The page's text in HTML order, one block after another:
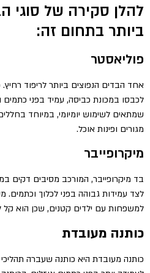
להלן סקירה של סוגי
ביותר בתחום זה:
פוליאסטר
אחד הבדים הנפוצים ביותר לריפוד
לכבסו במכונת כביסה, עמיד בפני כתמים
שמתאים לשימוש יומיומי, במיוחד
מגורים ופינות אוכל.
מיקרופייבר
בד מיקרופייבר, המורכב מסיבים דקים
לצד עמידות גבוהה בפני לכלוך וכתמים.
למשפחות עם ילדים קטנים, שכן הוא קל
כותנה מעובדת
כותנה מעובדת היא כותנה שעברה